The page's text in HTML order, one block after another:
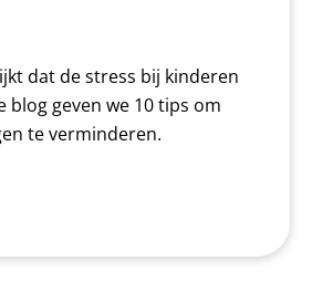
dat de stress bij kinderen
blog geven we 10 tips om
te verminderen.